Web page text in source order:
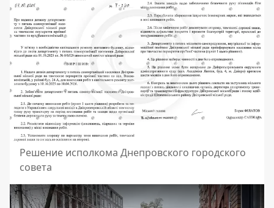
Решение исполкома Днепровского городского
совета